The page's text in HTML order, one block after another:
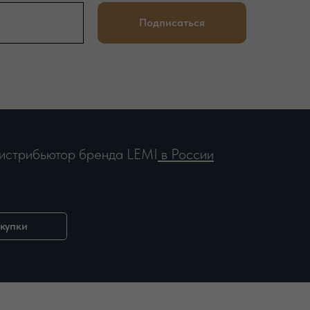
Подписаться
бренда LEMI в России